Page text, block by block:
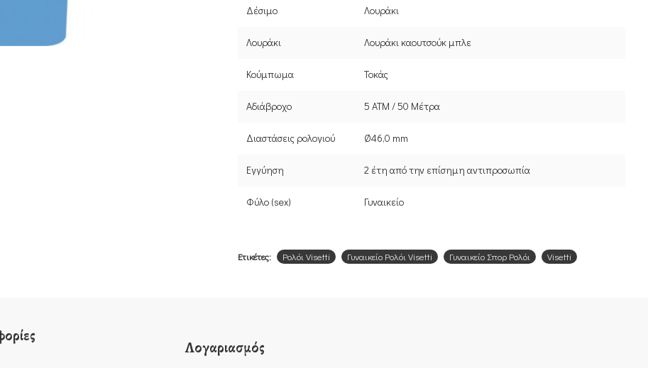
Δέσιμο Λουράκι
Λουράκι Λουράκι καουτσούκ μπλε
Κούμπωμα Τοκάς
Αδιάβροχο 5 ATM / 50 Μέτρα
Διαστάσεις ρολογιού Ø46,0 mm
Εγγύηση 2 έτη από την επίσημη αντιπροσωπία
Φύλο (sex) Γυναικείο
Ετικέτες: Ρολόι Visetti Γυναικείο Ρολόι Visetti Γυναικείο Σπορ Ρολόι Visetti
Λογαριασμός